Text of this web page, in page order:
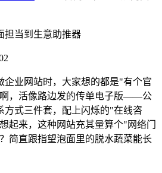
担当到生意助推器
企业网站时，大家想的都是"有个官
，活像路边发的传单电子版——公
方式三件套，配上闪烁的"在线咨
起来，这种网站充其量算个"网络门
简直跟指望泡面里的脱水蔬菜能长